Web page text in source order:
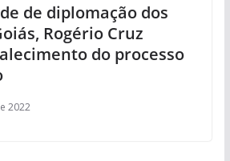
de diplomação dos
Rogério Cruz
do processo
2022